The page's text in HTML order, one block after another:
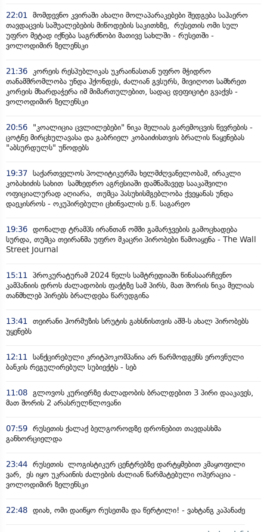
22:01
მომდევნო კვირაში ახალი მოლაპარაკებები შედგება საჰაერო
თავდაცვის საშუალებების მიწოდების საკითხზე, რუსეთის ომი სულ
უფრო მეტად იქნება საგრძნობი მათივე სახლში - რუსეთში -
ვოლოდიმირ ზელენსკი
21:36
კორეის რესპუბლიკას უკრაინასთან უფრო მჭიდრო
თანამშრომლობა უნდა ჰქონდეს, ძალიან გვსურს, მივიღოთ სამხრეთ
კორეის მხარდაჭერა იმ მიმართულებით, სადაც დეფიციტი გვაქვს -
ვოლოდიმირ ზელენსკი
20:56
"კოალიცია ცვლილებები" ნიკა მელიას გარემოცვის წევრების -
ცოტნე მირცხულავასა და გაბრიელ კობაიძისთვის ბრალის წაყენებას
"აბსურდულს" უწოდებს
19:37 საქართველოს პოლიტიკურმა ხელმძღვანელობამ, ირაკლი
კობახიძის სახით სამხედრო აგრესიაში დამნაშავედ სააკაშვილი
ოფიციალურად აღიარა, თუმცა პასუხისმგებლობა ქვეყანას უნდა
დაეკისროს - ოკუპირებული ცხინვალის ე.წ. საგარეო
19:36 დონალდ ტრამპს ირანთან ომში გამარჯვების გამოცხადება
სურდა, თუმცა თეირანმა უფრო მკაცრი პირობები წამოაყენა - The Wall
Street Journal
15:11
პროკურატურამ 2024 წელს სამტრედიაში წინასაარჩევნო
კამპანიის დროს ძალადობის ფაქტზე სამ პირს, მათ შორის ნიკა მელიას
თანმხლებ პირებს ბრალდება წარუდგინა
13:41
თეირანი ჰორმუზის სრუტის გახსნისთვის აშშ-ს ახალ პირობებს
უყენებს
12:11
სანქცირებული კრიტპოკომპანია არ წარმოდგენს ეროვნული
ბანკის რეგულირებულ სუბიექტს - სებ
11:08 გლოვოს კურიერზე ძალადობის ბრალდებით 3 პირი დააკავეს,
მათ შორის 2 არასრულწლოვანი
07:59 რუსეთის ქალაქ ბელგოროდზე დრონებით თავდასხმა
განხორციელდა
23:44 რუსეთის ლოგისტიკურ ცენტრებზე დარტყმებით კმაყოფილი
ვარ, ეს იყო უკრაინის ძალების ძალიან წარმატებული ოპერაცია -
ვოლოდიმირ ზელენსკი
22:48 დიახ, ომი დაიწყო რუსეთმა და წერტილი! - ვახტანგ კაპანაძე